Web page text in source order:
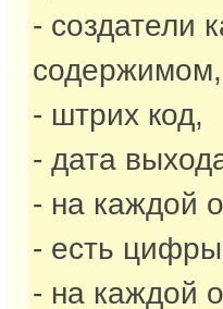
- создатели
содержимом,
- штрих код,
- дата
- на каждой
- есть
- на каждой